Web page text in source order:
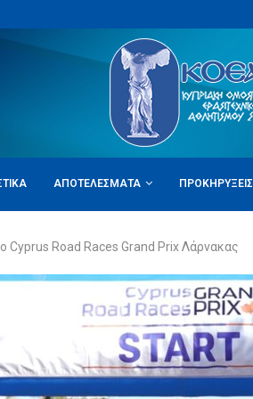
ΑΠΟΤΕΛΈΣΜΑΤΑ ΠΡΟΚΗΡΎΞΕΙΣ
Cyprus Road Races Grand Prix Λάρνακας